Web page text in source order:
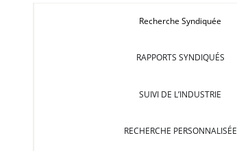
Recherche Syndiquée
RAPPORTS SYNDIQUÉS
SUIVI DE L’INDUSTRIE
RECHERCHE PERSONNALISÉE